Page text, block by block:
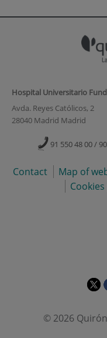
Hospital Universitario
Avda. Reyes Católicos, 2
28040 Madrid Madrid
91 550 48 00 /
Contact Map of
© 2026